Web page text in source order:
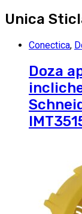
Unica
Conectica,
Doza